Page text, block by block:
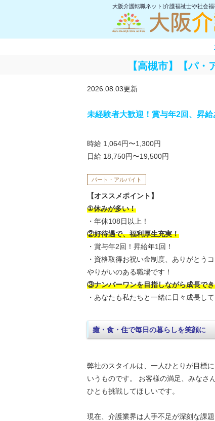
大阪介護転職ネット|介護福祉士や社会
【高槻市】【パ
2026.08.03更新
未経験者大歓迎！賞与年2回、昇
時給 1,064円〜1,300円
日給 18,750円〜19,500円
パート・アルバイト
【オススメポイント】
①休みが多い！
・年休108日以上！
②好待遇で、福利厚生充実！
・賞与年2回！昇給年1回！
・資格取得お祝い金制度、ありがとう
やりがいのある職場です！
③ナンバーワンを目指しながら成長で
・あなたも私たちと一緒に日々成長し
癒・食・住で毎日の暮らしを笑顔に
弊社のスタイルは、一人ひとりが目標
いうものです。 お客様の満足、みなさ
ひとも挑戦してほしいです。
現在、介護業界は人手不足が深刻な課